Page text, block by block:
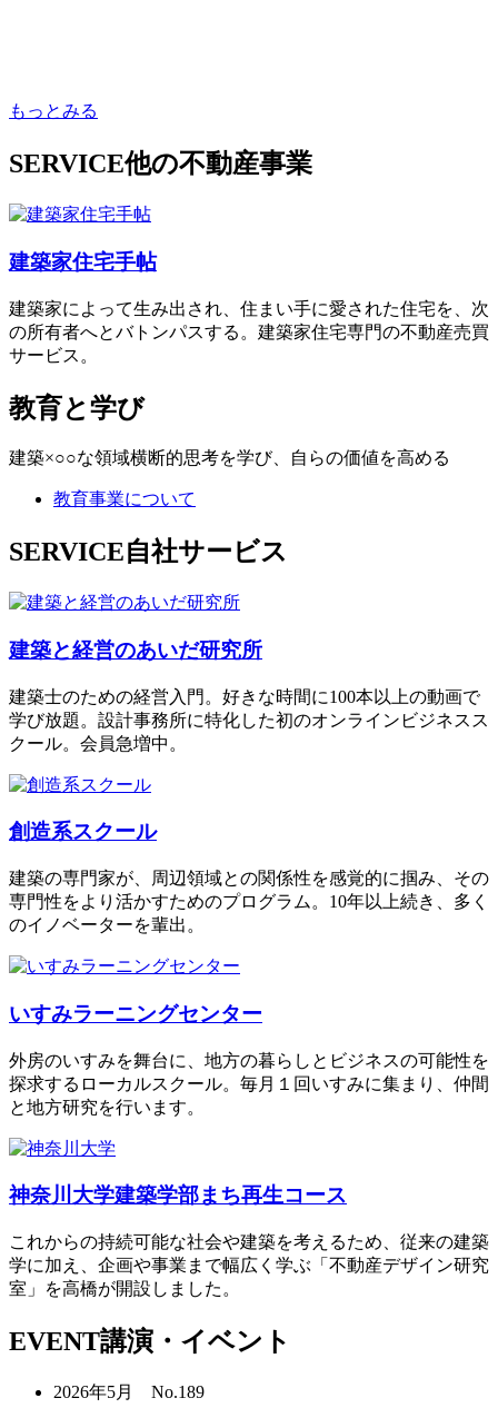
もっとみる
SERVICE他の不動産事業
建築家住宅手帖
建築家によって生み出され、住まい手に愛された住宅を、次
の所有者へとバトンパスする。建築家住宅専門の不動産売買
サービス。
教育と学び
建築×○○な領域横断的思考を学び、自らの価値を高める
教育事業について
SERVICE自社サービス
建築と経営のあいだ研究所
建築士のための経営入門。好きな時間に100本以上の動画で
学び放題。設計事務所に特化した初のオンラインビジネスス
クール。会員急増中。
創造系スクール
建築の専門家が、周辺領域との関係性を感覚的に掴み、その
専門性をより活かすためのプログラム。10年以上続き、多く
のイノベーターを輩出。
いすみラーニングセンター
外房のいすみを舞台に、地方の暮らしとビジネスの可能性を
探求するローカルスクール。毎月１回いすみに集まり、仲間
と地方研究を行います。
神奈川大学建築学部まち再生コース
これからの持続可能な社会や建築を考えるため、従来の建築
学に加え、企画や事業まで幅広く学ぶ「不動産デザイン研究
室」を高橋が開設しました。
EVENT講演・イベント
2026年5月 No.189